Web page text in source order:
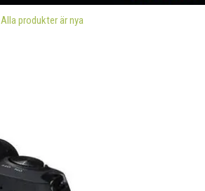
Alla produkter är nya